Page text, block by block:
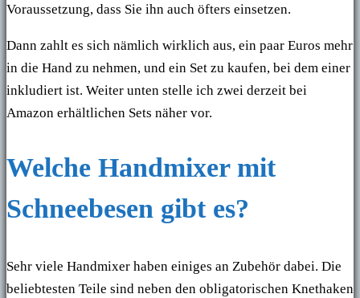
Voraussetzung, dass Sie ihn auch öfters einsetzen.
Dann zahlt es sich nämlich wirklich aus, ein paar Euros mehr
in die Hand zu nehmen, und ein Set zu kaufen, bei dem einer
inkludiert ist. Weiter unten stelle ich zwei derzeit bei
Amazon erhältlichen Sets näher vor.
Welche Handmixer mit
Schneebesen gibt es?
Sehr viele Handmixer haben einiges an Zubehör dabei. Die
beliebtesten Teile sind neben den obligatorischen Knethaken